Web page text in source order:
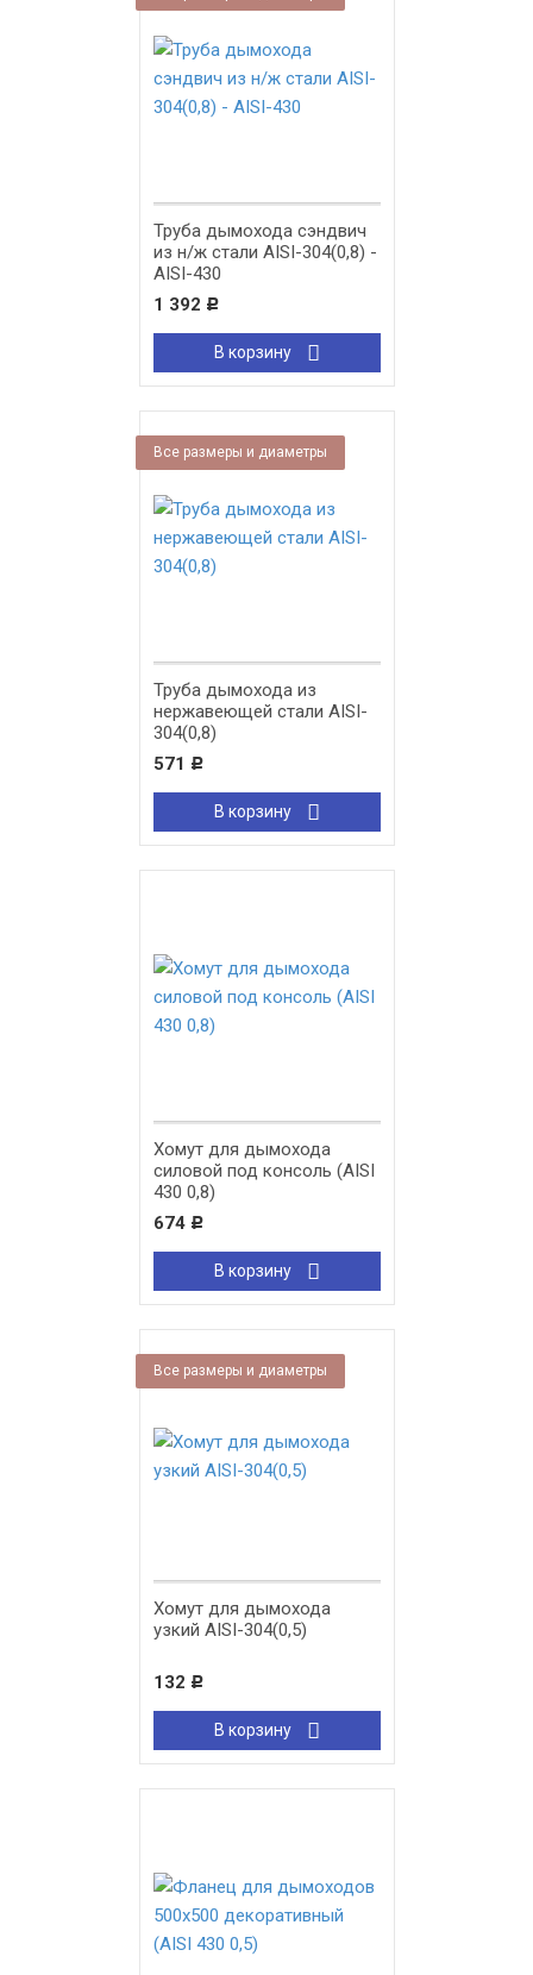
Труба дымохода сэндвич
из н/ж стали AISI-304(0,8) -
AISI-430
1 392 Р
В корзину
Все размеры и диаметры
Труба дымохода из
нержавеющей стали AISI-
304(0,8)
571
Р
В корзину
Хомут для дымохода
силовой под консоль (AISI
430 0,8)
674 Р
В корзину
Все размеры и диаметры
Хомут для дымохода
узкий AISI-304(0,5)
132 Р
В корзину